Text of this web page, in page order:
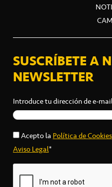
SUSCRÍBETE A
NEWSLETTER
Introduce tu dirección de e-
Acepto laPolítica de Cookies
Aviso Legal*